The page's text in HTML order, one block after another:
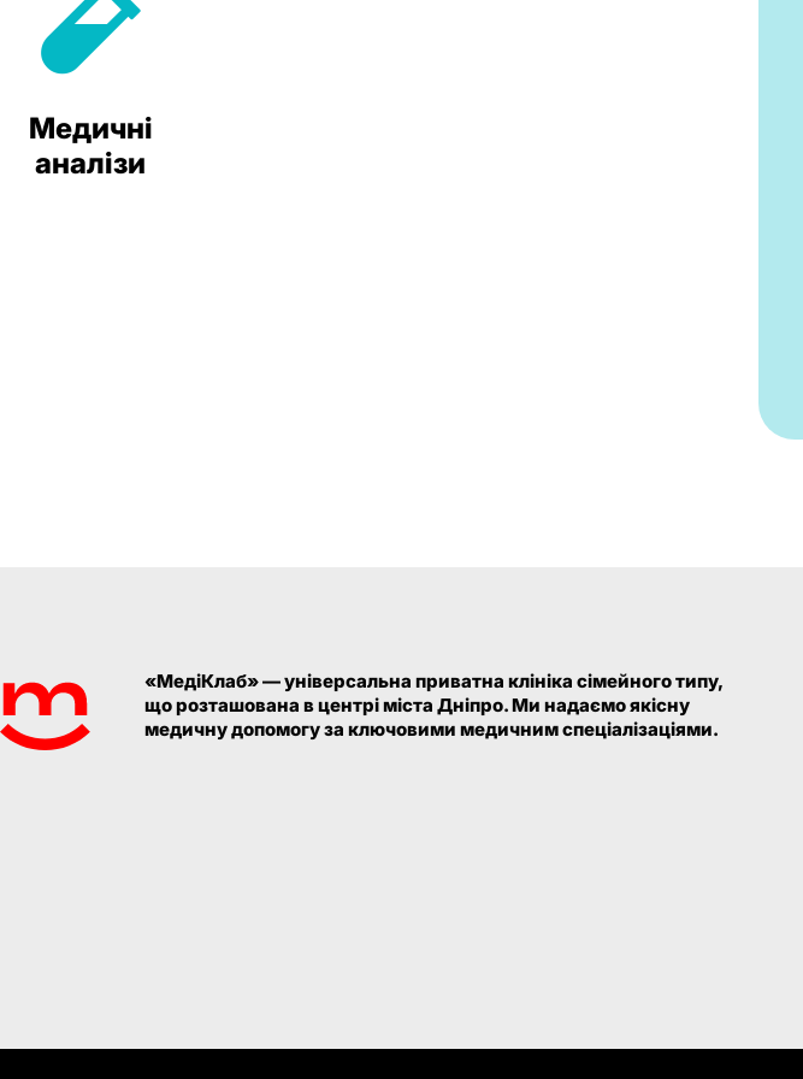
Медичні
аналізи
«МедіКлаб» — універсальна приватна клініка сімейного типу,
що розташована в центрі міста Дніпро. Ми надаємо якісну
медичну допомогу за ключовими медичним спеціалізаціями.